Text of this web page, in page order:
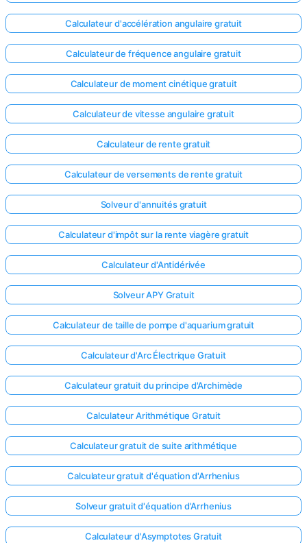
Calculateur d'accélération angulaire gratuit
Calculateur de fréquence angulaire gratuit
Calculateur de moment cinétique gratuit
Calculateur de vitesse angulaire gratuit
Calculateur de rente gratuit
Calculateur de versements de rente gratuit
Solveur d'annuités gratuit
Calculateur d'impôt sur la rente viagère gratuit
Calculateur d'Antidérivée
Solveur APY Gratuit
Calculateur de taille de pompe d'aquarium gratuit
Calculateur d'Arc Électrique Gratuit
Calculateur gratuit du principe d'Archimède
Calculateur Arithmétique Gratuit
Calculateur gratuit de suite arithmétique
Calculateur gratuit d'équation d'Arrhenius
Solveur gratuit d'équation d'Arrhenius
Calculateur d'Asymptotes Gratuit